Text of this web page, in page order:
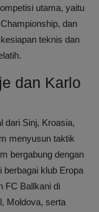
utama, yaitu
dan
teknis dan
dan Karlo
dari Sinj, Kroasia,
menyusun taktik
bergabung dengan
berbagai klub Eropa
FC Ballkani di
Moldova, serta